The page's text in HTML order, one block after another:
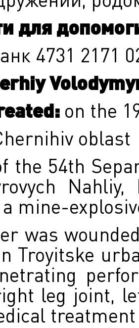
для
4731 2171
on the
oblast
the 54th
a mine-
was
Troyitske
leg joint,